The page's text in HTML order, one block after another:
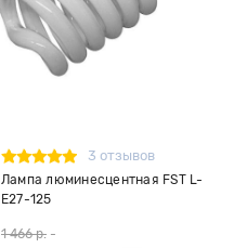
3 отзывов
Лампа люминесцентная FST L-
E27-125
1 466 р. -